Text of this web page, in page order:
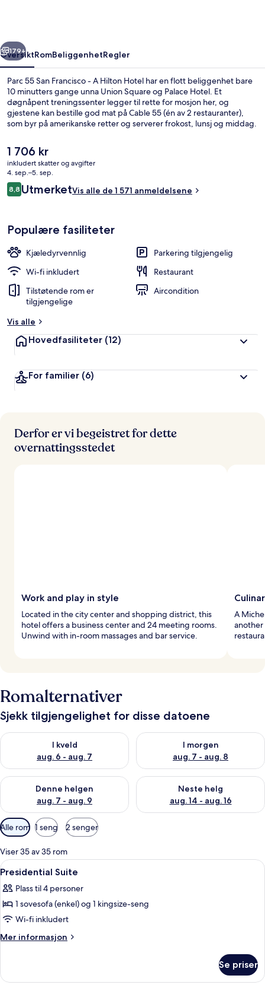
Hilton
Hotel
Neste
179+
OversiktRomBeliggenhetRegler
Parc 55 San Francisco - A Hilton Hotel har en flott beliggenhet bare
10 minutters gange unna Union Square og Palace Hotel. Et
døgnåpent treningssenter legger til rette for mosjon her, og
gjestene kan bestille god mat på Cable 55 (én av 2 restauranter),
som byr på amerikanske retter og serverer frokost, lunsj og middag.
15 minutter å gå til Moscone Convention Center og San Francisco
Museum of Modern Art. Mange skryter av den vennlige
betjeningen og den sentrale beliggenheten. Du kan gå fra
overnattingsstedet til offentlig transport: Market St & 5th St Stop
ligger like i nærheten, og det tar 3 minutter å gå til Powell St &
Market St Stop.
Den
nåværende
prisen
er
1 706 kr
1 706 kr
inkludert skatter og avgifter
4. sep.–5. sep.
Anmeldelser
8,88,8 av 10 –
UtmerketVis alle de 1 571 anmeldelsene
Populære fasiliteter
Kjæledyrvennlig
Parkering tilgjengelig
Wi-fi inkludert
Restaurant
Tilstøtende rom er
tilgjengelige
Aircondition
Vis alle
Hovedfasiliteter (12)
For familier (6)
Derfor er vi begeistret for dette
overnattingsstedet
Work and play in style
Located in the city center and shopping district, this
hotel offers a business center and 24 meeting rooms.
Unwind with in-room massages and bar service.
A
another
Romalternativer
Sjekk tilgjengelighet for disse datoene
I kveld
aug. 6 - aug. 7
Sjekk tilgjengelighet for i kveld, aug. 6 - aug. 7
I morgen
aug. 7 - aug. 8
Sjekk tilgjengelighet for i
Denne helgen
aug. 7 - aug. 9
Sjekk tilgjengelighet for denne helgen, aug. 7 - aug. 9
Neste helg
aug. 14 - aug. 16
Sjekk tilgjengelighet for neste
Tilgjengelige
filtre
for
rom
Alle rom 1 seng 2 senger
Viser 35 av 35 rom
Åpne
alle
bildene
av
Presidential
Suite
Sengetøy av topp kvalitet, dundyner
4
Presidential Suite
Plass til 4 personer
1 sovesofa (enkel) og 1 kingsize-seng
Wi-fi inkludert
Mer informasjon
Mer
Suite
Se priser